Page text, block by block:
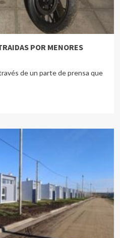
POR MENORES
de un parte de prensa que